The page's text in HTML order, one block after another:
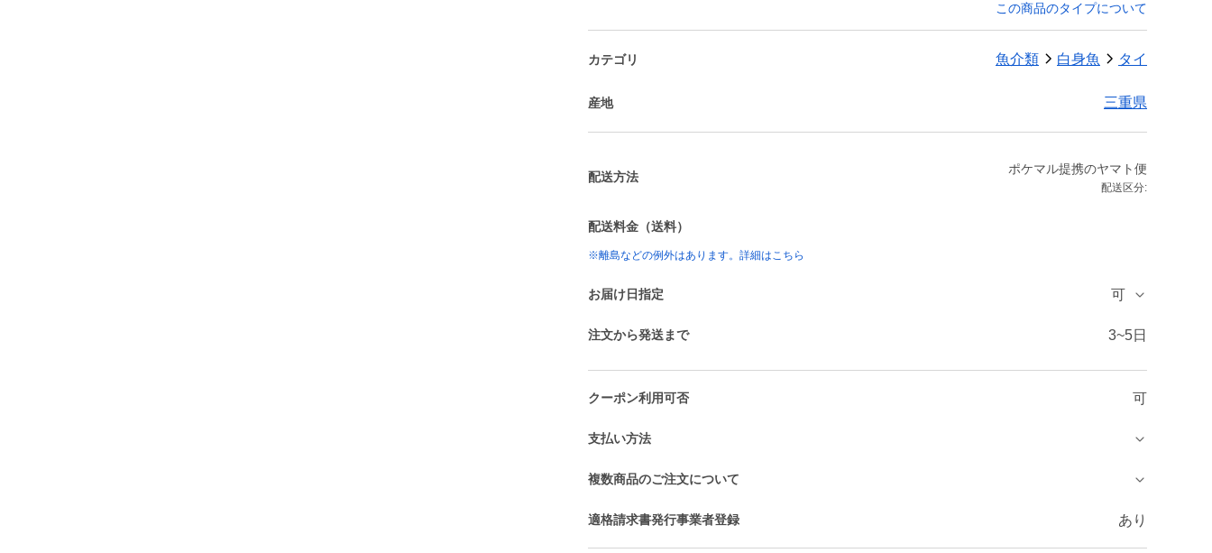
この商品のタイプについて
カテゴリ 魚介類 白身魚 タイ
産地 三重県
配送方法
ポケマル提携のヤマト便
配送区分:
配送料金（送料）
※離島などの例外はあります。詳細はこちら
お届け日指定 可
注文から発送まで 3~5日
クーポン利用可否 可
支払い方法
複数商品のご注文について
適格請求書発行事業者登録 あり